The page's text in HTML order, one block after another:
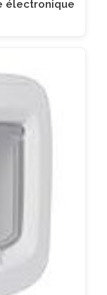
électronique